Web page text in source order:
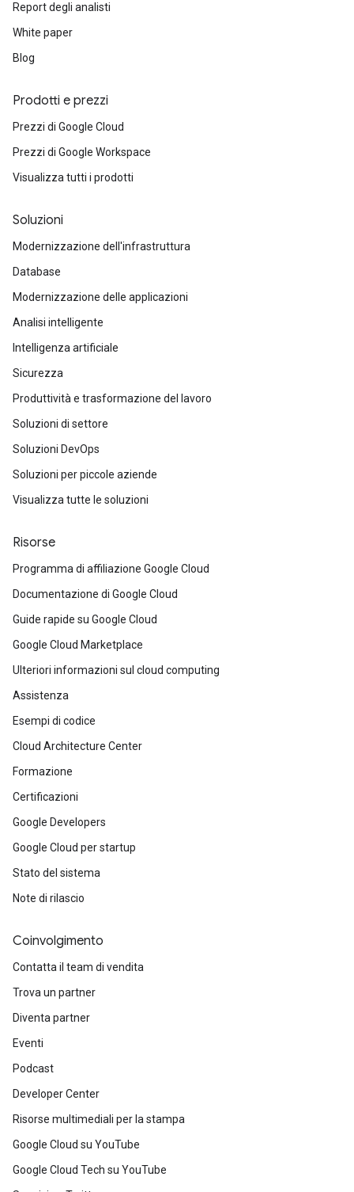
Report degli analisti
White paper
Blog
Prodotti e prezzi
Prezzi di Google Cloud
Prezzi di Google Workspace
Visualizza tutti i prodotti
Soluzioni
Modernizzazione dell'infrastruttura
Database
Modernizzazione delle applicazioni
Analisi intelligente
Intelligenza artificiale
Sicurezza
Produttività e trasformazione del lavoro
Soluzioni di settore
Soluzioni DevOps
Soluzioni per piccole aziende
Visualizza tutte le soluzioni
Risorse
Programma di affiliazione Google Cloud
Documentazione di Google Cloud
Guide rapide su Google Cloud
Google Cloud Marketplace
Ulteriori informazioni sul cloud computing
Assistenza
Esempi di codice
Cloud Architecture Center
Formazione
Certificazioni
Google Developers
Google Cloud per startup
Stato del sistema
Note di rilascio
Coinvolgimento
Contatta il team di vendita
Trova un partner
Diventa partner
Eventi
Podcast
Developer Center
Risorse multimediali per la stampa
Google Cloud su YouTube
Google Cloud Tech su YouTube